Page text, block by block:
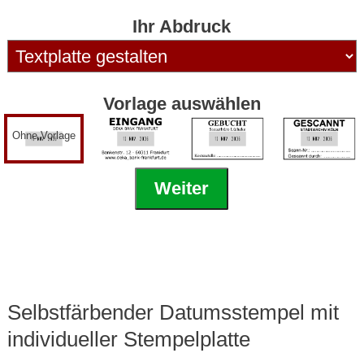
Ihr Abdruck
Vorlage auswählen
Ohne Vorlage
Weiter
Selbstfärbender Datumsstempel mit
individueller Stempelplatte